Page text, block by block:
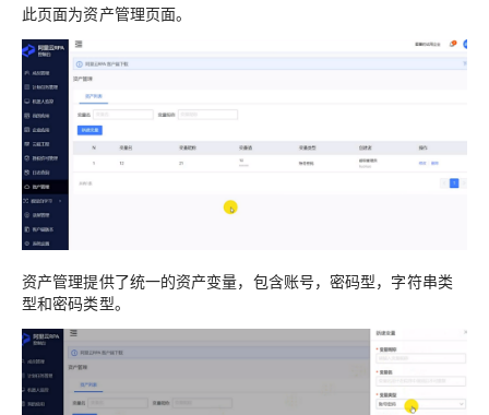
此页面为资产管理页面。
资产管理提供了统一的资产变量，包含账号，密码型，字符串类
型和密码类型。